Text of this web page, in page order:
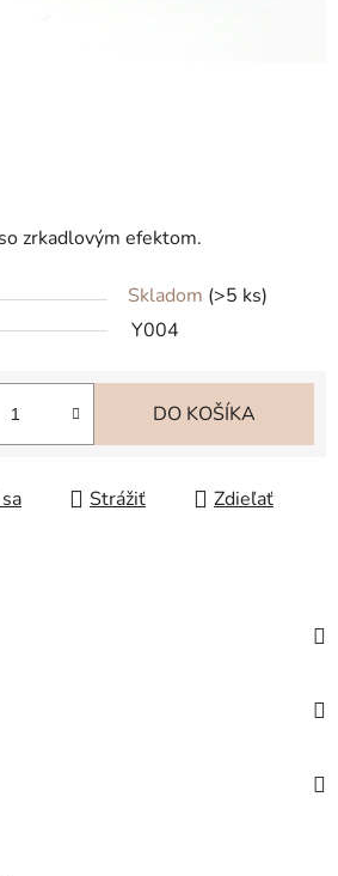
zrkadlovým efektom.
Skladom (>5 ks)
Y004
DO KOŠÍKA
Strážiť Zdieľať